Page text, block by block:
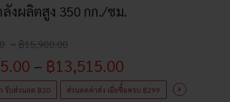
งผลิตสูง 350 กก./ชม.
– ฿15,900.00
฿9,900.00
through
฿15,900.00
– ฿13,515.00
range:
รับส่วนลด ฿20 ส่วนลดค่าส่ง เมื่อซื้่อครบ ฿299